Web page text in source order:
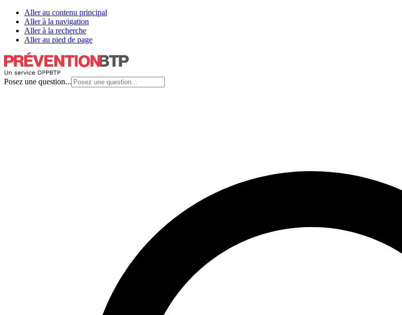
Aller au contenu principal
Aller à la navigation
Aller à la recherche
Aller au pied de page
Posez une question...